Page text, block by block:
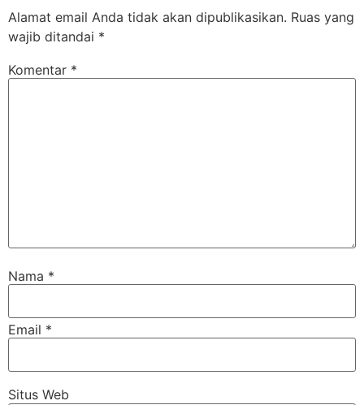
Alamat email Anda tidak akan dipublikasikan. Ruas yang
wajib ditandai *
Komentar *
Nama *
Email *
Situs Web